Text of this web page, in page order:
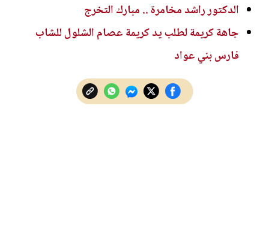
الدكتور راشد مخامرة .. مبارك التخرج
جاهة كريمة لطلب يد كريمة عصام الشلول للشاب
فارس بني عواد